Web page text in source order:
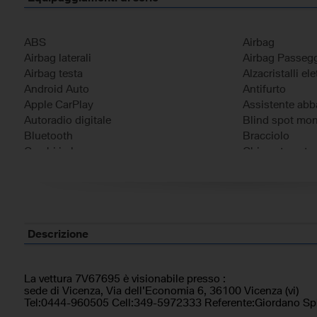
ABS
Airbag
Airbag laterali
Airbag
Airbag testa
Alzacristalli
Android Auto
Antifurto
Apple CarPlay
Assistente
Autoradio digitale
Blind spot
Bluetooth
Bracciolo
Cerchi in lega
Chiamata
Fari full-LED
Freno di stazionamento elettrico
Monitoraggio pressione pneumatici
Park Distance Control
Schermo multifunzione interamente digitale Sedili riscaldati
Descrizione
La vettura 7V67695 è visionabile presso :
sede di Vicenza, Via dell'Economia 6, 36100 Vicenza (vi)
Tel:0444-960505 Cell:349-5972333 Referente:Giordano